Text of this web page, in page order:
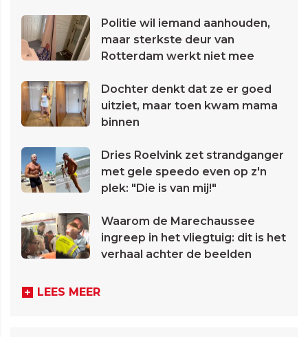
Politie wil iemand aanhouden,
maar sterkste deur van
Rotterdam werkt niet mee
Dochter denkt dat ze er goed
uitziet, maar toen kwam mama
binnen
Dries Roelvink zet strandganger
met gele speedo even op z'n
plek: "Die is van mij!"
Waarom de Marechaussee
ingreep in het vliegtuig: dit is het
verhaal achter de beelden
LEES MEER